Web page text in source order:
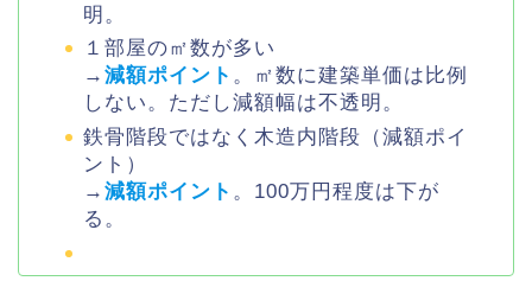
明。
１部屋の㎡数が多い
→ 減額ポイント 。㎡数に建築単価は比例
しない。ただし減額幅は不透明。
鉄骨階段ではなく木造内階段（減額ポイ
ント）
→ 減額ポイント 。100万円程度は下が
る。